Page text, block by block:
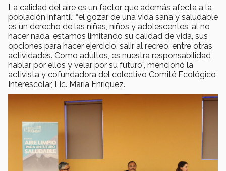
La calidad del aire es un factor que además afecta a la
población infantil: “el gozar de una vida sana y saludable
es un derecho de las niñas, niños y adolescentes, al no
hacer nada, estamos limitando su calidad de vida, sus
opciones para hacer ejercicio, salir al recreo, entre otras
actividades. Como adultos, es nuestra responsabilidad
hablar por ellos y velar por su futuro”, mencionó la
activista y cofundadora del colectivo Comité Ecológico
Interescolar, Lic. María Enríquez.